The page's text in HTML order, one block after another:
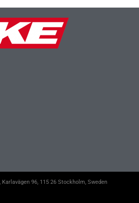
96, 115 26 Stockholm, Sweden